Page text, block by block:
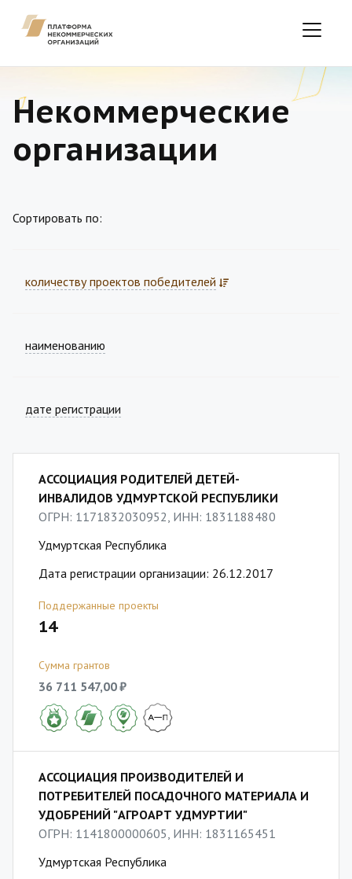
Некоммерческие
организации
Сортировать по:
количеству проектов победителей
наименованию
дате регистрации
АССОЦИАЦИЯ РОДИТЕЛЕЙ ДЕТЕЙ-
ИНВАЛИДОВ УДМУРТСКОЙ РЕСПУБЛИКИ
ОГРН: 1171832030952, ИНН: 1831188480
Удмуртская Республика
Дата регистрации организации: 26.12.2017
Поддержанные проекты
14
Сумма грантов
36 711 547,00 ₽
АССОЦИАЦИЯ ПРОИЗВОДИТЕЛЕЙ И
ПОТРЕБИТЕЛЕЙ ПОСАДОЧНОГО МАТЕРИАЛА И
УДОБРЕНИЙ "АГРОАРТ УДМУРТИИ"
ОГРН: 1141800000605, ИНН: 1831165451
Удмуртская Республика